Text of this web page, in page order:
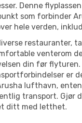
Denne
som forbinder
hele verden,
restauranter,
venterom
din før
er
lufthavn,
transport. Gjør
ditt med letthet.